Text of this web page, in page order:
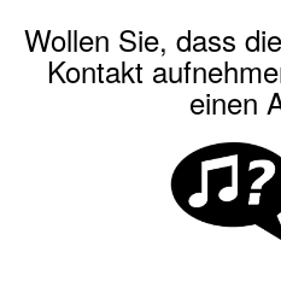
Wollen Sie, dass
Kontakt
einen